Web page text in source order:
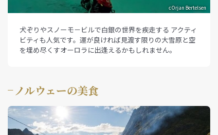
cOrjan Bertelsen
犬ぞりやスノーモ－ビルで白銀の世界を疾走する アクティ
ビティも人気です。運が良ければ見渡す限りの大雪原と空
を埋め尽くすオーロラに出逢えるかもしれません。
ノルウェーの美食